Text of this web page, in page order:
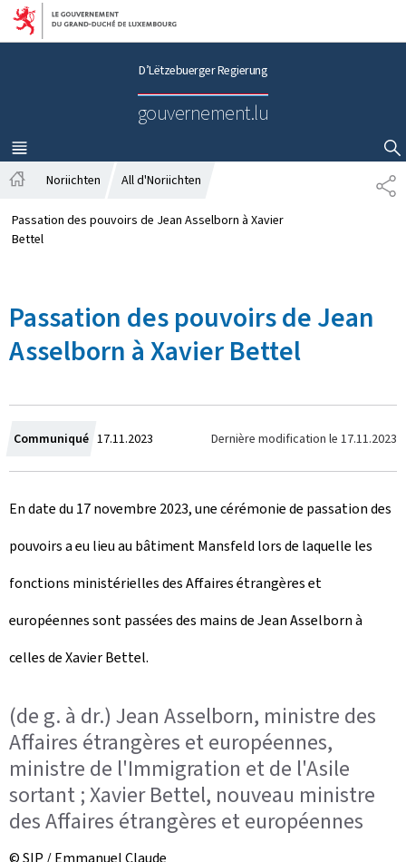
Bei den Haaptmenü goen
Bei den Inhalt goen
D’Lëtzebuerger Regierung
gouvernement.lu
MENÜ
HAAPT-
SHOW HIDE SEARCH
P
A
t
a
ä
i
t
Noriichten All d'Noriichten
Passation des pouvoirs de Jean Asselborn à Xavier
Bettel
Passation des pouvoirs de Jean
Asselborn à Xavier Bettel
Communiqué C
r
e
a
t
e
d
n
17.11.2023 Dernière modification le 17.11.2023
En date du 17 novembre 2023, une cérémonie de passation des
pouvoirs a eu lieu au bâtiment Mansfeld lors de laquelle les
fonctions ministérielles des Affaires étrangères et
européennes sont passées des mains de Jean Asselborn à
celles de Xavier Bettel.
(de g. à dr.) Jean Asselborn, ministre des
Affaires étrangères et européennes,
ministre de l'Immigration et de l'Asile
sortant ; Xavier Bettel, nouveau ministre
des Affaires étrangères et européennes
© SIP / Emmanuel Claude